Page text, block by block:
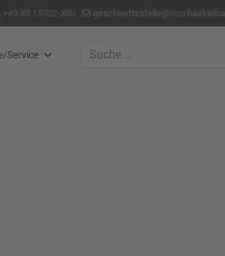
+49 89 15702-300 geschaeftsstelle@rlso.basketball
Service Suchen